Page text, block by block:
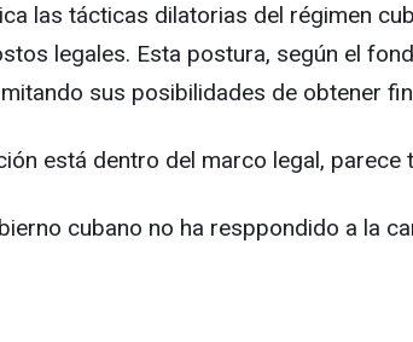
las tácticas dilatorias del régimen
legales. Esta postura, según el
sus posibilidades de obtener
está dentro del marco legal,
cubano no ha resppondido a la